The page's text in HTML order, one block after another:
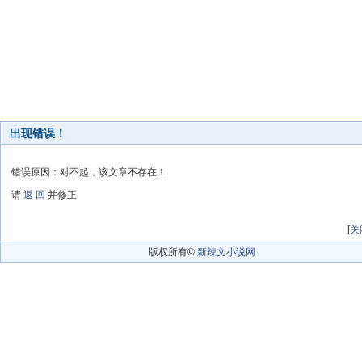
出现错误！
错误原因：对不起，该文章不存在！
请 返 回 并修正
[关
版权所有© 新辣文小说网